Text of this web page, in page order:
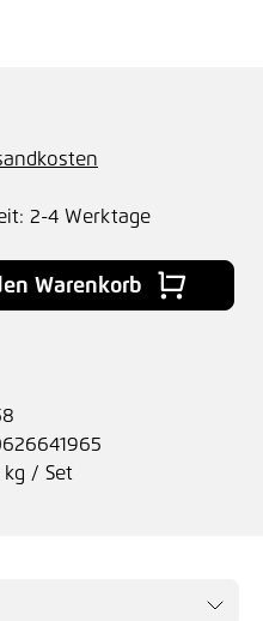
2-4 Werktage
den gewünschten
Warenkorb
kg / Set